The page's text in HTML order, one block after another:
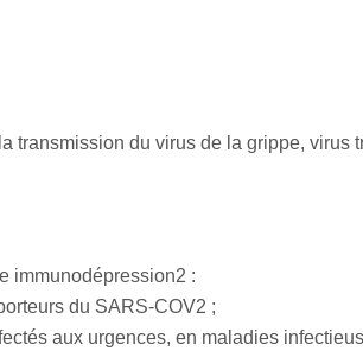
transmission du virus de la grippe,
immunodépression2 :
du SARS-COV2 ;
aux urgences, en maladies